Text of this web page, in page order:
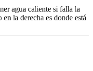
agua caliente si falla la
la derecha es donde está